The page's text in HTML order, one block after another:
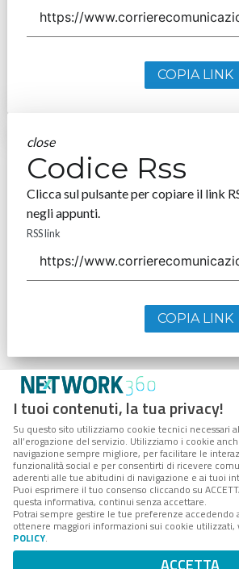
I tuoi contenuti, la tua privacy!
Su questo sito utilizziamo cookie tecnici necessari
all’erogazione del servizio. Utilizziamo i cookie
navigazione sempre migliore, per facilitare le
funzionalità social e per consentirti di ricevere
aderenti alle tue abitudini di navigazione e ai tuoi
Puoi esprimere il tuo consenso cliccando su
questa informativa, continui senza accettare.
Potrai sempre gestire le tue preferenze accedendo
ottenere maggiori informazioni sui cookie utilizzati,
POLICY.
ACCETTA
COPIA LINK
close
Codice Rss
Clicca sul pulsante per copiare il link
negli appunti.
RSS link
COPIA LINK